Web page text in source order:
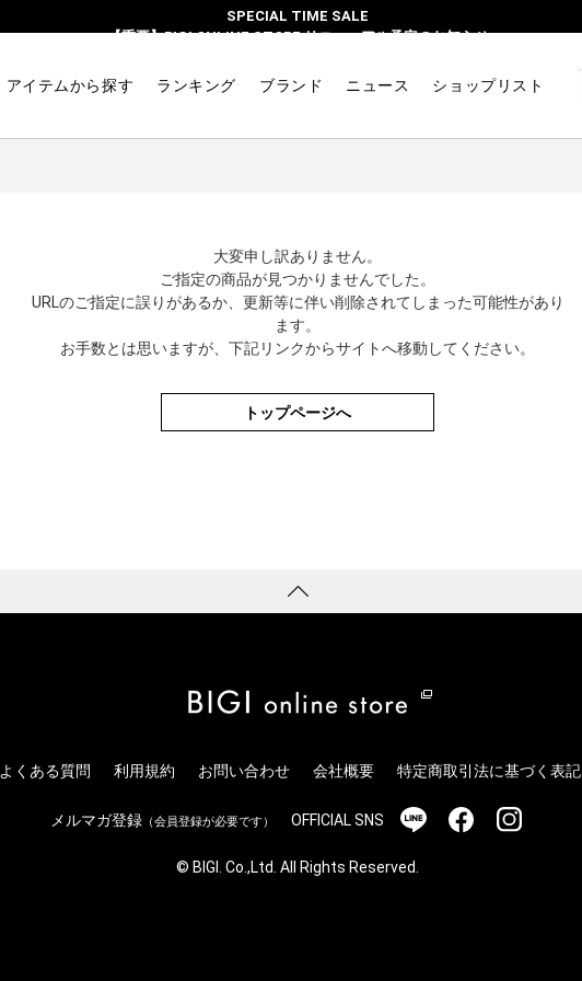
SPECIAL TIME SALE
【重要】BIGI ONLINE STORE リニューアル予定のお知らせ
アイテムから探す ランキング ブランド ニュース ショップリスト
大変申し訳ありません。
ご指定の商品が見つかりませんでした。
URLのご指定に誤りがあるか、更新等に伴い削除されてしまった可能性があり
ます。
お手数とは思いますが、下記リンクからサイトへ移動してください。
トップページへ
よくある質問 利用規約 お問い合わせ 会社概要 特定商取引法に基づく表記
メルマガ登録 （会員登録が必要です） OFFICIAL SNS
© BIGI. Co.,Ltd. All Rights Reserved.